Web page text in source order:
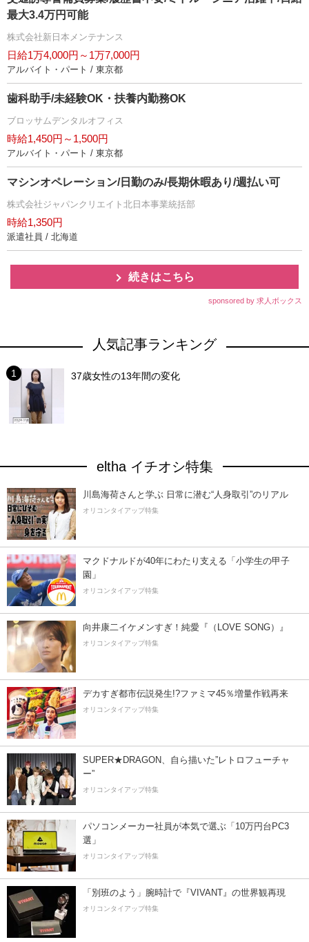
最大3.4万円可能
株式会社新日本メンテナンス
日給1万4,000円～1万7,000円
アルバイト・パート / 東京都
歯科助手/未経験OK・扶養内勤務OK
ブロッサムデンタルオフィス
時給1,450円～1,500円
アルバイト・パート / 東京都
マシンオペレーション/日勤のみ/長期休暇あり/週払い可
株式会社ジャパンクリエイト北日本事業統括部
時給1,350円
派遣社員 / 北海道
続きはこちら
sponsored by 求人ボックス
人気記事ランキング
37歳女性の13年間の変化
eltha イチオシ特集
川島海荷さんと学ぶ 日常に潜む“人身取引”のリアル
オリコンタイアップ特集
マクドナルドが40年にわたり支える「小学生の甲子
園」
オリコンタイアップ特集
向井康二イケメンすぎ！純愛『（LOVE SONG）』
オリコンタイアップ特集
デカすぎ都市伝説発生!?ファミマ45％増量作戦再来
オリコンタイアップ特集
SUPER★DRAGON、自ら描いた”レトロフューチャ
ー”
オリコンタイアップ特集
パソコンメーカー社員が本気で選ぶ「10万円台PC3
選」
オリコンタイアップ特集
「別班のよう」腕時計で『VIVANT』の世界観再現
オリコンタイアップ特集